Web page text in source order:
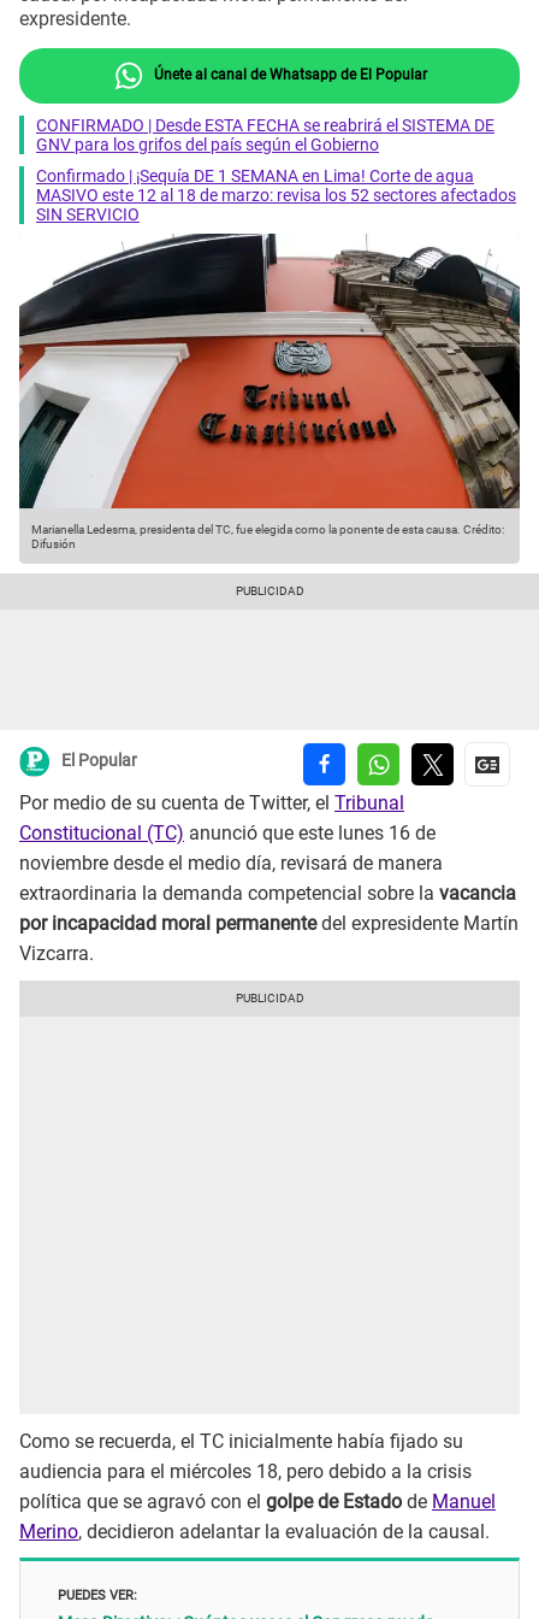
expresidente.
Únete al canal de Whatsapp de El Popular
CONFIRMADO | Desde ESTA FECHA se reabrirá el SISTEMA DE
GNV para los grifos del país según el Gobierno
Confirmado | ¡Sequía DE 1 SEMANA en Lima! Corte de agua
MASIVO este 12 al 18 de marzo: revisa los 52 sectores afectados
SIN SERVICIO
Marianella Ledesma, presidenta del TC, fue elegida como la ponente de esta causa. Crédito:
Difusión
El Popular
Por medio de su cuenta de Twitter, el Tribunal
Constitucional (TC) anunció que este lunes 16 de
noviembre desde el medio día, revisará de manera
extraordinaria la demanda competencial sobre la vacancia
por incapacidad moral permanentedel expresidente Martín
Vizcarra.
Como se recuerda, el TC inicialmente había fijado su
audiencia para el miércoles 18, pero debido a la crisis
política que se agravó con el golpe de Estado de Manuel
Merino, decidieron adelantar la evaluación de la causal.
PUEDES VER: